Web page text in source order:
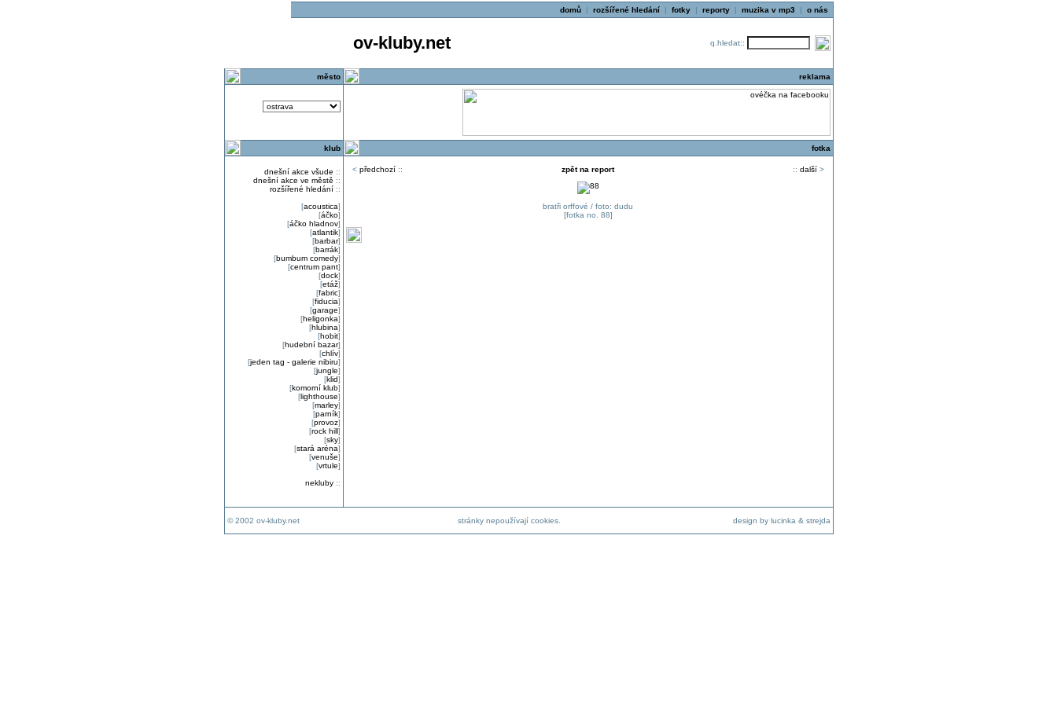
domů| rozšířené hledání| fotky| reporty| muzika v mp3 | o nás
ov-kluby.net q.hledat::
město reklama
klub
dnešní akce všude ::
dnešní akce ve městě ::
rozšířené hledání::
[acoustica]
[áčko]
[áčko hladnov]
[atlantik]
[barbar]
[barrák]
[bumbum comedy]
[centrum pant]
[dock]
[etáž]
[fabric]
[fiducia]
[garage]
[heligonka]
[hlubina]
[hobit]
[hudební bazar]
[chlív]
[jeden tag - galerie nibiru]
[jungle]
[klid]
[komorní klub]
[lighthouse]
[marley]
[parník]
[provoz]
[rock hill]
[sky]
[stará aréna]
[venuše]
[vrtule]
nekluby::
fotka
< předchozí:: zpět na report :: další>
bratři orffové / foto: dudu
[fotka no. 88]
© 2002 ov-kluby.net stránky nepoužívají cookies. design by lucinka & strejda